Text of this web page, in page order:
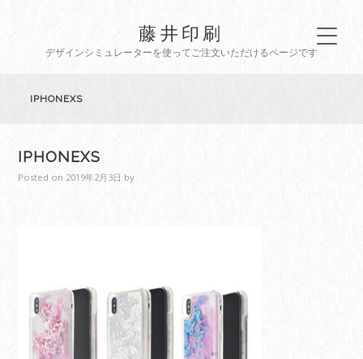
藤井印刷
デザインシミュレーターを使ってご注文いただけるページです
IPHONEXS
IPHONEXS
Posted on 2019年2月3日 by